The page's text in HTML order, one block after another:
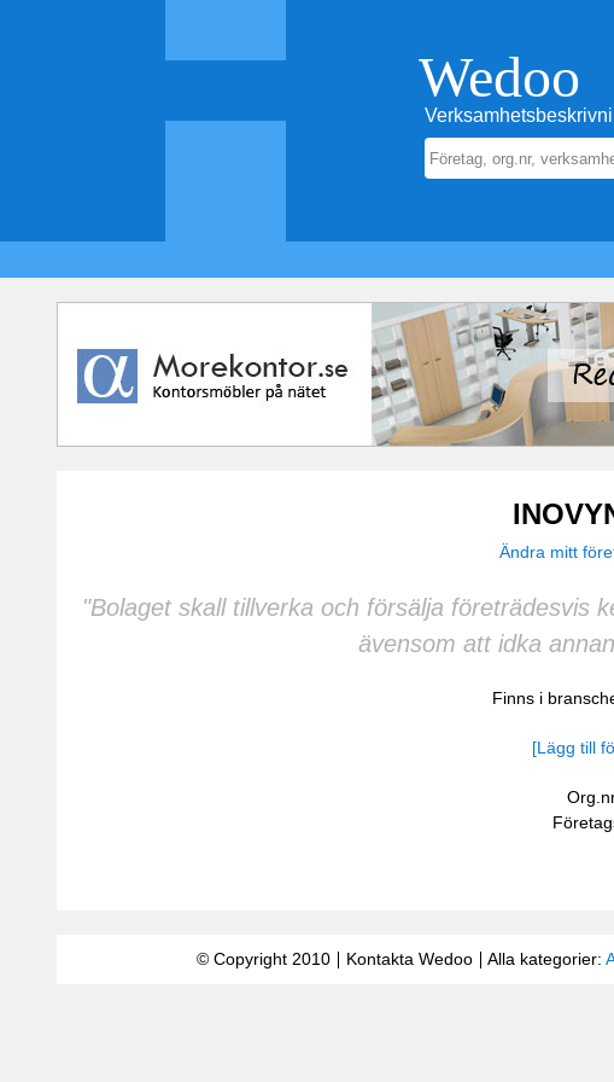
Wedoo
Ändra mitt
"Bolaget skall tillverka och försälja företrädesvis
ävensom att idka
Finns i
[Lägg till
© Copyright 2010 Kontakta Wedoo Alla kategorier: